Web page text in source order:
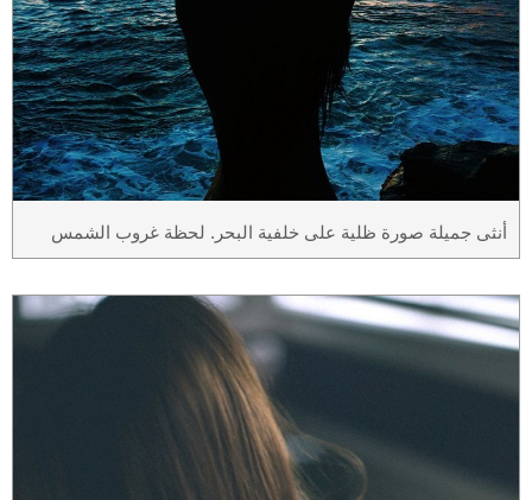
أنثى جميلة صورة ظلية على خلفية البحر. لحظة غروب الشمس